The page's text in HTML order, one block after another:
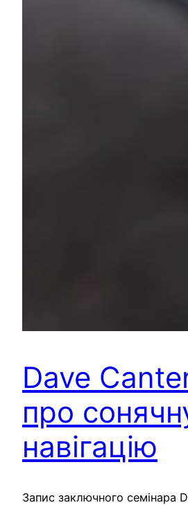
Dave
про
навігацію
Запис заключного семінара